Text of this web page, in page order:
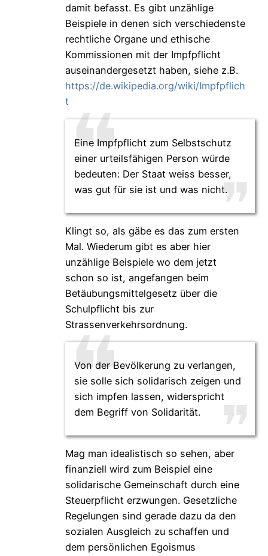
damit befasst. Es gibt unzählige
Beispiele in denen sich verschiedenste
rechtliche Organe und ethische
Kommissionen mit der Impfpflicht
auseinandergesetzt haben, siehe z.B.
https://de.wikipedia.org/wiki/Impfpflich
t
Eine Impfpflicht zum Selbstschutz
einer urteilsfähigen Person würde
bedeuten: Der Staat weiss besser,
was gut für sie ist und was nicht.
Klingt so, als gäbe es das zum ersten
Mal. Wiederum gibt es aber hier
unzählige Beispiele wo dem jetzt
schon so ist, angefangen beim
Betäubungsmittelgesetz über die
Schulpflicht bis zur
Strassenverkehrsordnung.
Von der Bevölkerung zu verlangen,
sie solle sich solidarisch zeigen und
sich impfen lassen, widerspricht
dem Begriff von Solidarität.
Mag man idealistisch so sehen, aber
finanziell wird zum Beispiel eine
solidarische Gemeinschaft durch eine
Steuerpflicht erzwungen. Gesetzliche
Regelungen sind gerade dazu da den
sozialen Ausgleich zu schaffen und
dem persönlichen Egoismus